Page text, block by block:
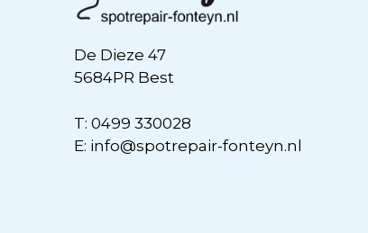
De Dieze 47
5684PR Best
T: 0499 330028
E: info@spotrepair-fonteyn.nl